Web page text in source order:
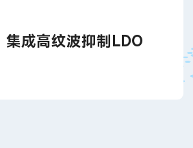
集成高纹波抑制LDO